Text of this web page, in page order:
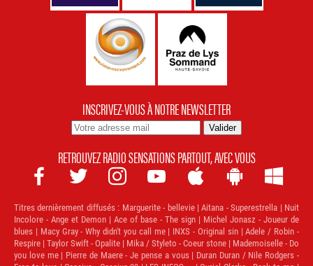
INSCRIVEZ-VOUS À NOTRE NEWSLETTER
RETROUVEZ RADIO SENSATIONS PARTOUT, AVEC VOUS
      
Titres dernièrement diffusés : Marguerite - bellevie | Aitana - Superestrella | Nuit
Incolore - Ange et Demon | Ace of base - The sign | Michel Jonasz - Joueur de
blues | Macy Gray - Why didn't you call me | INXS - Original sin | Adele / Robin -
Respire | Taylor Swift - Opalite | Mika / Styleto - Coeur stone | Mademoiselle - Do
you love me | Pierre de Maere - Je pense a vous | Duran Duran / Nile Rodgers -